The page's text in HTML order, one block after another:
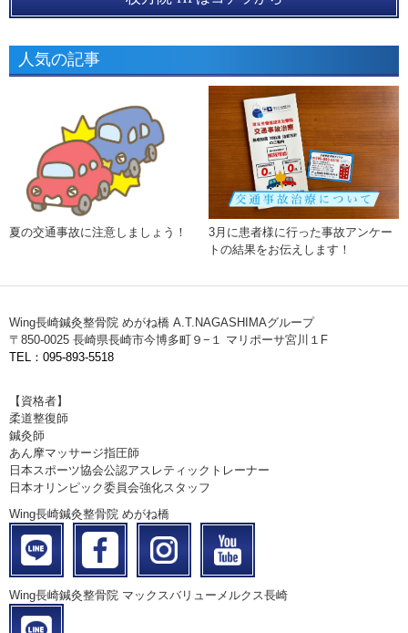
人気の記事
夏の交通事故に注意しましょう！
3月に患者様に行った事故アンケー
トの結果をお伝えします！
Wing長崎鍼灸整骨院 めがね橋 A.T.NAGASHIMAグループ
〒850-0025 長崎県長崎市今博多町９−１ マリポーサ宮川１F
TEL：095-893-5518
【資格者】
柔道整復師
鍼灸師
あん摩マッサージ指圧師
日本スポーツ協会公認アスレティックトレーナー
日本オリンピック委員会強化スタッフ
Wing長崎鍼灸整骨院 めがね橋
Wing長崎鍼灸整骨院 マックスバリューメルクス長崎